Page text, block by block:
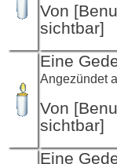
Von
sichtbar]
Eine
Angezündet
Von
sichtbar]
Eine